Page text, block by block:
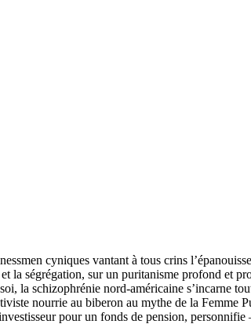
cyniques vantant à tous crins
la ségrégation, sur un puritanisme profond et
la schizophrénie nord-américaine s’incarne
nourrie au biberon au mythe de la Femme
pour un fonds de pension,